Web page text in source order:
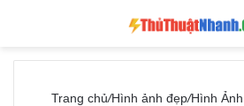
Trang chủ/Hình ảnh đẹp/Hình